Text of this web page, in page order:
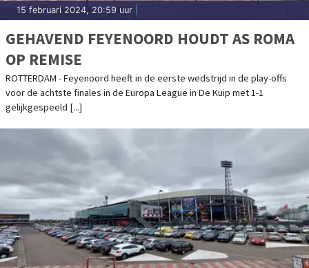
15 februari 2024, 20:59 uur
GEHAVEND FEYENOORD HOUDT AS ROMA
OP REMISE
ROTTERDAM - Feyenoord heeft in de eerste wedstrijd in de play-offs
voor de achtste finales in de Europa League in De Kuip met 1-1
gelijkgespeeld [...]